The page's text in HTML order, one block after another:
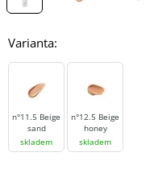
Varianta:
n°11.5 Beige
sand
skladem
n°12.5 Beige
honey
skladem